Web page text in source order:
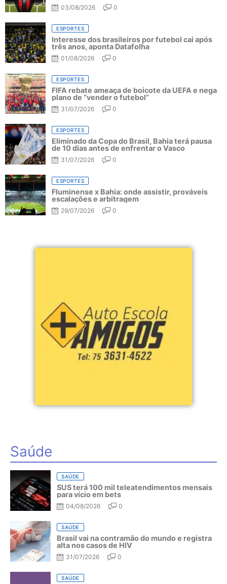
03/08/2026 0
ESPORTES
Interesse dos brasileiros por futebol cai após
três anos, aponta Datafolha
01/08/2026 0
ESPORTES
FIFA rebate ameaça de boicote da UEFA e nega
plano de “vender o futebol”
31/07/2026 0
ESPORTES
Eliminado da Copa do Brasil, Bahia terá pausa
de 10 dias antes de enfrentar o Vasco
31/07/2026 0
ESPORTES
Fluminense x Bahia: onde assistir, prováveis
escalações e arbitragem
29/07/2026 0
Saúde
SAÚDE
SUS terá 100 mil teleatendimentos mensais
para vício em bets
04/08/2026 0
SAÚDE
Brasil vai na contramão do mundo e registra
alta nos casos de HIV
31/07/2026 0
SAÚDE